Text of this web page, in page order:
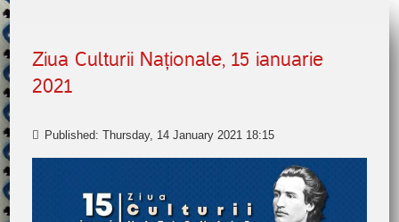
Ziua Culturii Naționale, 15 ianuarie
2021
Published: Thursday, 14 January 2021 18:15